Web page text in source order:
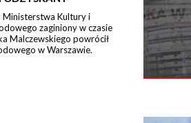
Ministerstwa Kultury i
zaginiony w czasie
Malczewskiego powrócił
w Warszawie.